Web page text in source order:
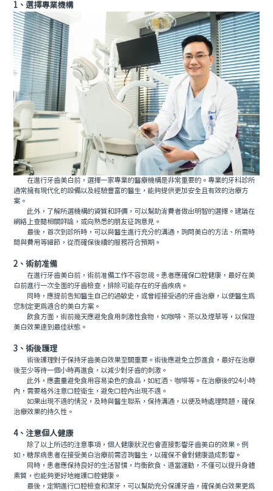
1、選擇專業機構
在進行牙齒美白前，選擇一家專業的醫療機構是非常重要的。專業的牙科診所
通常擁有現代化的設備以及經驗豐富的醫生，能夠提供更加安全且有效的治療方
案。
此外，了解所選機構的資質和評價，可以幫助消費者做出明智的選擇。建議在
網絡上查閱相關評論，或向熟悉的朋友征詢意見。
最後，首次到診所時，可以與醫生進行充分的溝通，詢問美白的方法、所需時
間與費用等細節，從而確保後續的服務符合預期。
2、術前准備
在進行牙齒美白前，術前准備工作不容忽視。患者應確保口腔健康，最好在美
白前進行一次全面的牙齒檢查，排除可能存在的牙齒疾病。
同時，應提前告知醫生自己的過敏史，或曾經接受過的牙齒治療，以便醫生爲
您制定更爲適合的美白方案。
飲食方面，術前幾天應避免食用刺激性食物，如咖啡、茶以及煙草等，以保證
美白效果達到最佳狀態。
3、術後護理
術後護理對于保持牙齒美白效果至關重要。術後應避免立即進食，最好在治療
後至少等待一個小時再進食，以減少對牙齒的刺激。
此外，應盡量避免食用容易染色的食品，如紅酒、咖啡等。在治療後的24小時
內，需要格外注意口腔衛生，避免口腔內出現不適。
如果出現不適的情況，及時與醫生聯系，保持溝通，以便及時處理問題，確保
治療效果的持久性。
4、注意個人健康
除了以上所述的注意事項，個人健康狀況也會直接影響牙齒美白的效果。例
如，糖尿病患者在接受美白治療前需咨詢醫生，以確保不會對健康造成影響。
同時，患者應保持良好的生活習慣，均衡飲食、適當運動，不僅可以提升身體
素質，也能夠更好地維護口腔健康。
最後，定期進行口腔檢查和潔牙，可以幫助充分保護牙齒，確保美白效果更爲